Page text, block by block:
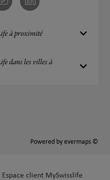
Linkedin
à proximité
dans les villes à
Powered by evermaps ©
Espace client MySwisslife